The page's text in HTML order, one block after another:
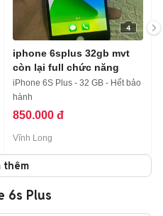
4
iphone 6splus 32gb mvt
còn lại full chức năng
iPhone 6S Plus - 32 GB - Hết bảo
hành
850.000 đ
Vĩnh Long
thêm
6s Plus